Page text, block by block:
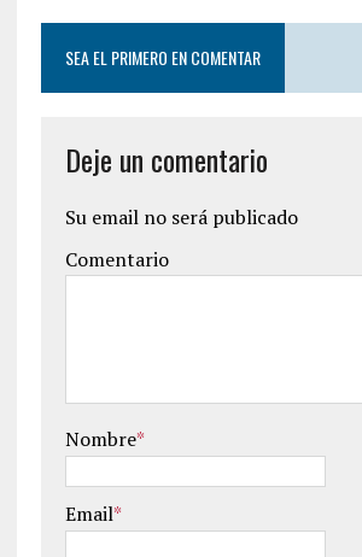
SEA EL PRIMERO EN COMENTAR
Deje un comentario
Su email no será publicado
Comentario
Nombre*
Email*